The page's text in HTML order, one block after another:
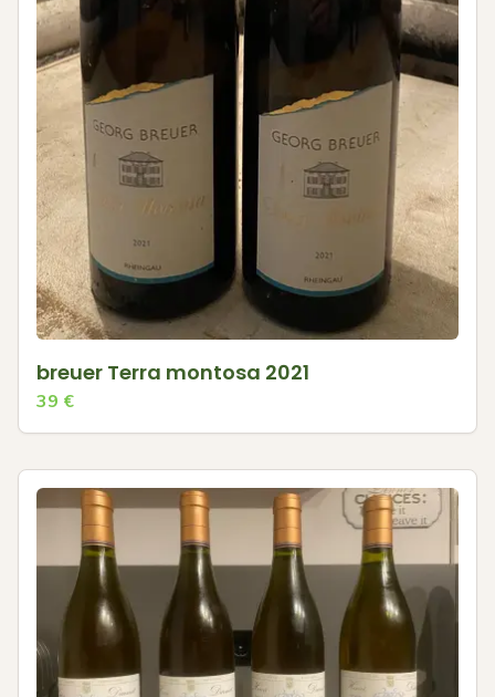
breuer Terra montosa 2021
39 €